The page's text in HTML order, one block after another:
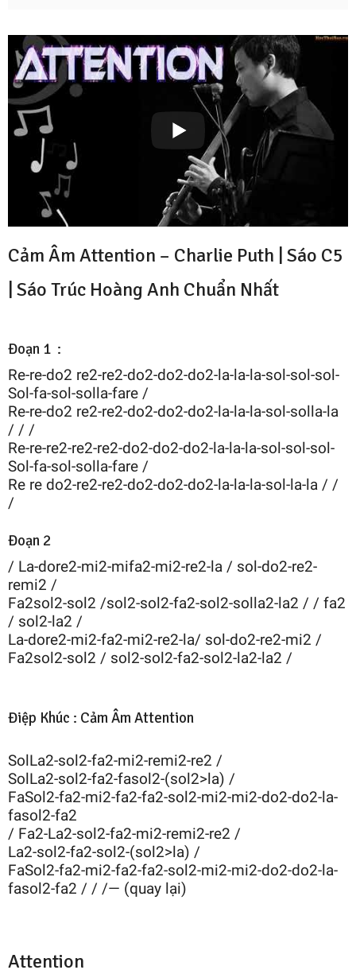
Cảm Âm Attention – Charlie Puth | Sáo C5
Sáo Trúc Hoàng Anh Chuẩn Nhất
Đoạn 1 :
Re-re-do2 re2-re2-do2-do2-do2-la-la-la-sol-sol-sol-
Sol-fa-sol-solla-fare /
Re-re-do2 re2-re2-do2-do2-do2-la-la-la-sol-solla-la
/ / /
Re-re-re2-re2-re2-do2-do2-do2-la-la-la-sol-sol-sol-
Sol-fa-sol-solla-fare /
Re re do2-re2-re2-do2-do2-do2-la-la-la-sol-la-la / /
/
Đoạn 2
/ La-dore2-mi2-mifa2-mi2-re2-la / sol-do2-re2-
remi2 /
Fa2sol2-sol2 /sol2-sol2-fa2-sol2-solla2-la2 / / fa2
/ sol2-la2 /
La-dore2-mi2-fa2-mi2-re2-la/ sol-do2-re2-mi2 /
Fa2sol2-sol2 / sol2-sol2-fa2-sol2-la2-la2 /
Điệp Khúc : Cảm Âm Attention
SolLa2-sol2-fa2-mi2-remi2-re2 /
SolLa2-sol2-fa2-fasol2-(sol2>la) /
FaSol2-fa2-mi2-fa2-fa2-sol2-mi2-mi2-do2-do2-la-
fasol2-fa2
/ Fa2-La2-sol2-fa2-mi2-remi2-re2 /
La2-sol2-fa2-sol2-(sol2>la) /
FaSol2-fa2-mi2-fa2-fa2-sol2-mi2-mi2-do2-do2-la-
fasol2-fa2 / / /— (quay lại)
Attention